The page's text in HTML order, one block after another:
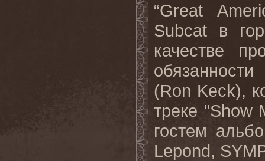
“Great
Subcat в
качестве
обязанности
(Ron Keck),
треке "Show
гостем
Lepond,